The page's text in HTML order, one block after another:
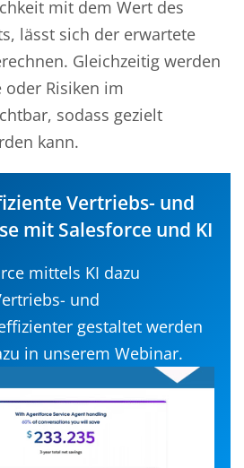
mit dem Wert des
lässt sich der erwartete
Gleichzeitig werden
oder Risiken im
sodass gezielt
kann.
Vertriebs- und
mit Salesforce und KI
mittels KI dazu
und
gestaltet werden
in unserem Webinar.